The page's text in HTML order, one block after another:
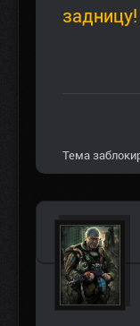
задницу!
Тема